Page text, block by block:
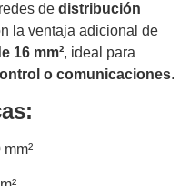
de distribución
la ventaja adicional de
16 mm², ideal para
o comunicaciones.